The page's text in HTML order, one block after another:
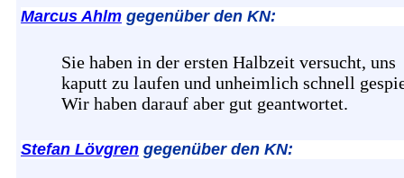
Marcus Ahlm gegenüber den KN:
Sie haben in der ersten Halbzeit versucht, uns
kaputt zu laufen und unheimlich schnell
Wir haben darauf aber gut geantwortet.
Stefan Lövgren gegenüber den KN: